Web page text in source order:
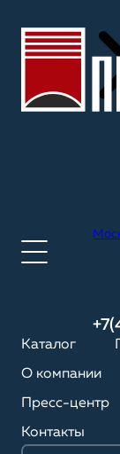
Каталог
О компании
Пресс-центр
Контакты